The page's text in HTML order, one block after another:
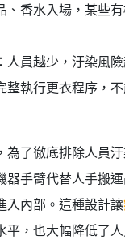
、香水入場，某些
人員越少，汙染風
整執行更衣程序，
為了徹底排除人員
器手臂代替人手搬
入內部。這種設計讓
平，也大幅降低了